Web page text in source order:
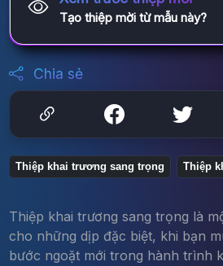
Tạo thiệp mời từ mẫu này?
Chia sẻ
Thiệp khai trương sang trọng Thiệp
Thiệp khai trương sang trọng là
cho những dịp đặc biệt, khi bạn
bước ngoặt mới trong hành trình